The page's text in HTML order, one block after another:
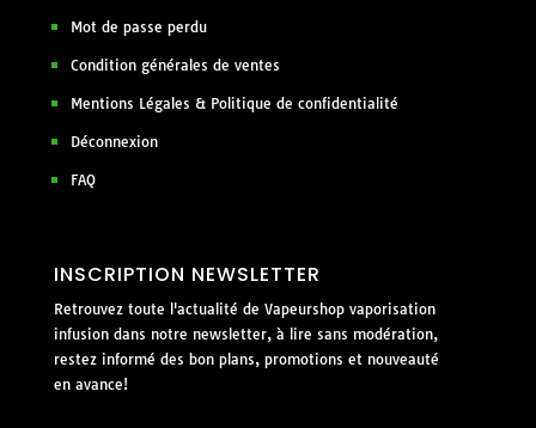
Mot de passe perdu
Condition générales de ventes
Mentions Légales & Politique de confidentialité
Déconnexion
FAQ
INSCRIPTION NEWSLETTER
Retrouvez toute l'actualité de Vapeurshop vaporisation
infusion dans notre newsletter, à lire sans modération,
restez informé des bon plans, promotions et nouveauté
en avance!